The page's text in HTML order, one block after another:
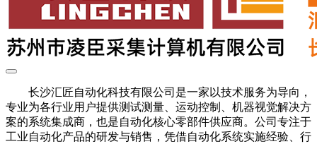
长沙汇匠自动化科技有限公司是一家以技术服务为导向，
专业为各行业用户提供测试测量、运动控制、机器视觉解决方
案的系统集成商，也是自动化核心零部件供应商。公司专注于
工业自动化产品的研发与销售，凭借自动化系统实施经验、行